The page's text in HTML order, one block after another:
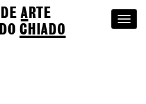
DEA RTE
CHIADO